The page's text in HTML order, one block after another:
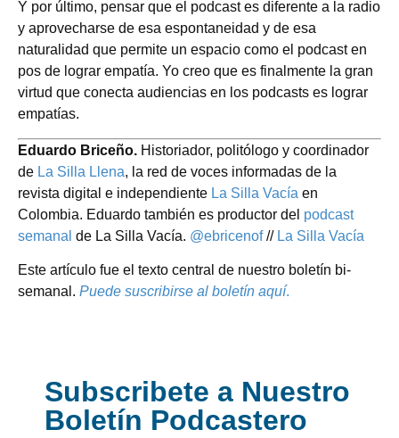
Y por último, pensar que el podcast es diferente a la radio
y aprovecharse de esa espontaneidad y de esa
naturalidad que permite un espacio como el podcast en
pos de lograr empatía. Yo creo que es finalmente la gran
virtud que conecta audiencias en los podcasts es lograr
empatías.
Eduardo Briceño. Historiador, politólogo y coordinador
de La Silla Llena, la red de voces informadas de la
revista digital e independiente La Silla Vacía en
Colombia. Eduardo también es productor del podcast
semanal de La Silla Vacía. @ebricenof// La Silla Vacía
Este artículo fue el texto central de nuestro boletín bi-
semanal. Puede suscribirse al boletín aquí.
Subscribete a Nuestro
Boletín Podcastero